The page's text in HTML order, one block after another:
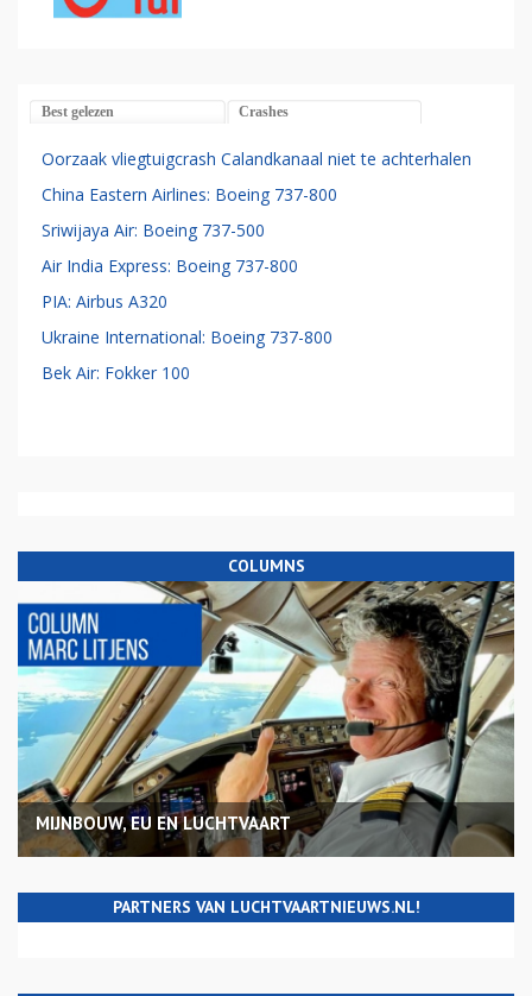
Best gelezen Crashes
Oorzaak vliegtuigcrash Calandkanaal niet te achterhalen
China Eastern Airlines: Boeing 737-800
Sriwijaya Air: Boeing 737-500
Air India Express: Boeing 737-800
PIA: Airbus A320
Ukraine International: Boeing 737-800
Bek Air: Fokker 100
COLUMNS
MIJNBOUW, EU EN LUCHTVAART
PARTNERS VAN LUCHTVAARTNIEUWS.NL!